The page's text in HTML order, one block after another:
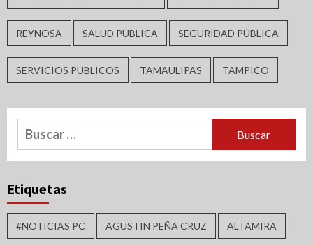
REYNOSA SALUD PUBLICA SEGURIDAD PÚBLICA
SERVICIOS PÚBLICOS TAMAULIPAS TAMPICO
Buscar:
Etiquetas
#NOTICIAS PC AGUSTIN PEÑA CRUZ ALTAMIRA